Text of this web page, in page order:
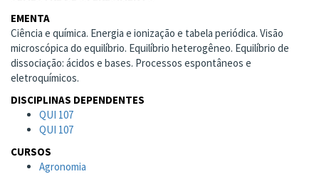
EMENTA
Ciência e química. Energia e ionização e tabela periódica. Visão
microscópica do equilíbrio. Equilíbrio heterogêneo. Equilíbrio de
dissociação: ácidos e bases. Processos espontâneos e
eletroquímicos.
DISCIPLINAS DEPENDENTES
QUI 107
QUI 107
CURSOS
Agronomia